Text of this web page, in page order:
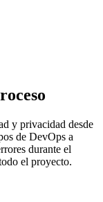
y privacidad desde
de DevOps a
durante el
el proyecto.